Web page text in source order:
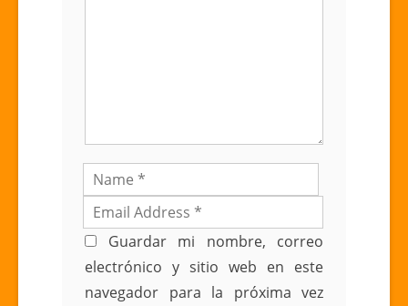
Guardar mi nombre, correo
electrónico y sitio web en este
navegador para la próxima vez